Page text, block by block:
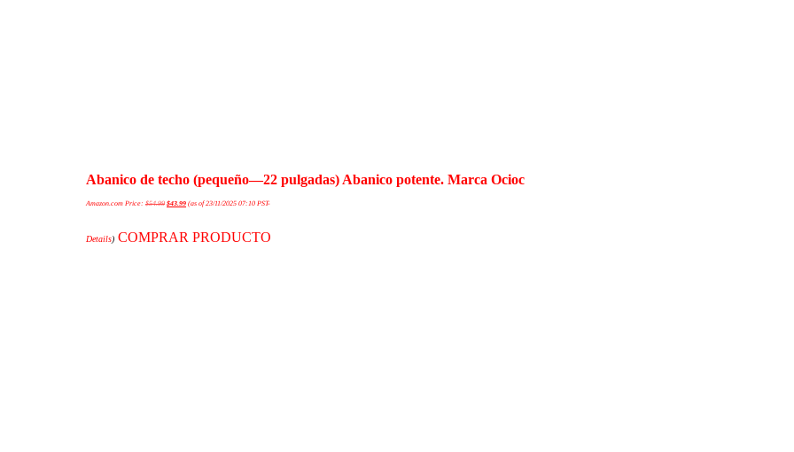
Abanico de techo (pequeño—22 pulgadas) Abanico potente. Marca Ocioc
Amazon.com Price: $54.99 $43.99 (as of 23/11/2025 07:10 PST-
Details) COMPRAR PRODUCTO